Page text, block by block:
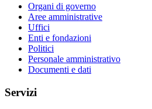
Organi di governo
Aree amministrative
Uffici
Enti e fondazioni
Politici
Personale amministrativo
Documenti e dati
Servizi